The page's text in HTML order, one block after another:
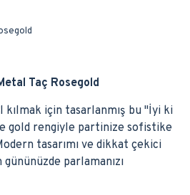
Taç Rosegold
için tasarlanmış bu "İyi ki
gold rengiyle partinize sofistike
tasarımı ve dikkat çekici
parlamanızı